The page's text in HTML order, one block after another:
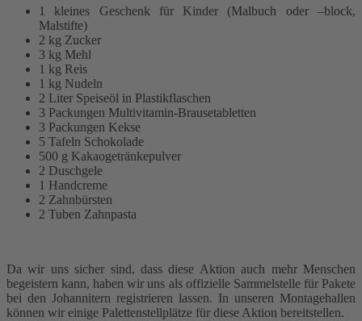
1 kleines Geschenk für Kinder (Malbuch oder –block,
Malstifte)
2 kg Zucker
3 kg Mehl
1 kg Reis
1 kg Nudeln
2 Liter Speiseöl in Plastikflaschen
3 Packungen Multivitamin-Brausetabletten
3 Packungen Kekse
5 Tafeln Schokolade
500 g Kakaogetränkepulver
2 Duschgele
1 Handcreme
2 Zahnbürsten
2 Tuben Zahnpasta
Da wir uns sicher sind, dass diese Aktion auch mehr Menschen
begeistern kann, haben wir uns als offizielle Sammelstelle für Pakete
bei den Johannitern registrieren lassen. In unseren Montagehallen
können wir einige Palettenstellplätze für diese Aktion bereitstellen.